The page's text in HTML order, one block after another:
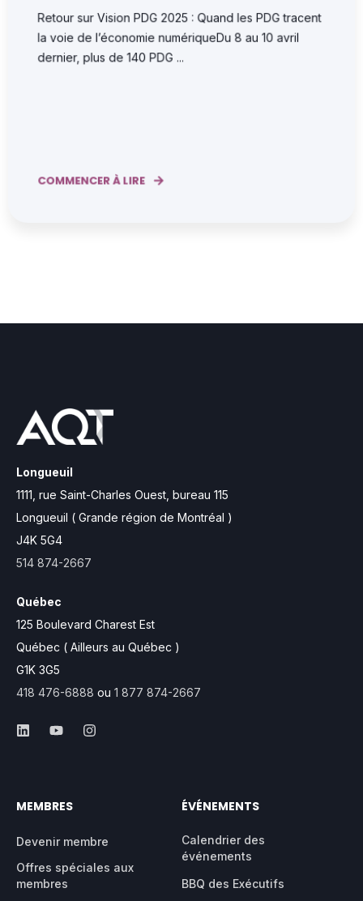
Retour sur Vision PDG 2025 : Quand les PDG tracent
la voie de l’économie numériqueDu 8 au 10 avril
dernier, plus de 140 PDG ...
COMMENCER À LIRE
Longueuil
1111, rue Saint-Charles Ouest, bureau 115
Longueuil ( Grande région de Montréal )
J4K 5G4
514 874-2667
Québec
125 Boulevard Charest Est
Québec ( Ailleurs au Québec )
G1K 3G5
418 476-6888 ou 1 877 874-2667
MEMBRES
Devenir membre
Offres spéciales aux
membres
ÉVÉNEMENTS
Calendrier des
événements
BBQ des Exécutifs